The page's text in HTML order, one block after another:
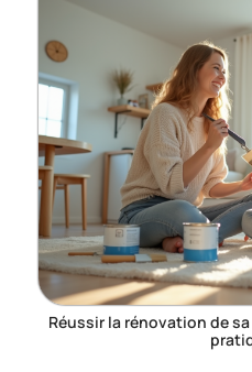
Réussir la rénovation de